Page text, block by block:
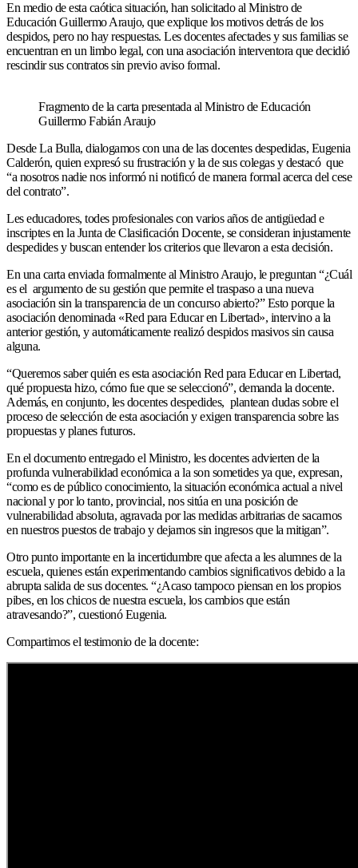
En medio de esta caótica situación, han solicitado al Ministro de
Educación Guillermo Araujo, que explique los motivos detrás de los
despidos, pero no hay respuestas. Les docentes afectades y sus familias se
encuentran en un limbo legal, con una asociación interventora que decidió
rescindir sus contratos sin previo aviso formal.
Fragmento de la carta presentada al Ministro de Educación
Guillermo Fabián Araujo
Desde La Bulla, dialogamos con una de las docentes despedidas, Eugenia
Calderón, quien expresó su frustración y la de sus colegas y destacó que
“a nosotros nadie nos informó ni notificó de manera formal acerca del cese
del contrato”.
Les educadores, todes profesionales con varios años de antigüedad e
inscriptes en la Junta de Clasificación Docente, se consideran injustamente
despedides y buscan entender los criterios que llevaron a esta decisión.
En una carta enviada formalmente al Ministro Araujo, le preguntan “¿Cuál
es el argumento de su gestión que permite el traspaso a una nueva
asociación sin la transparencia de un concurso abierto?” Esto porque la
asociación denominada «Red para Educar en Libertad», intervino a la
anterior gestión, y automáticamente realizó despidos masivos sin causa
alguna.
“Queremos saber quién es esta asociación Red para Educar en Libertad,
qué propuesta hizo, cómo fue que se seleccionó”, demanda la docente.
Además, en conjunto, les docentes despedides, plantean dudas sobre el
proceso de selección de esta asociación y exigen transparencia sobre las
propuestas y planes futuros.
En el documento entregado el Ministro, les docentes advierten de la
profunda vulnerabilidad económica a la son sometides ya que, expresan,
“como es de público conocimiento, la situación económica actual a nivel
nacional y por lo tanto, provincial, nos sitúa en una posición de
vulnerabilidad absoluta, agravada por las medidas arbitrarias de sacarnos
en nuestros puestos de trabajo y dejarnos sin ingresos que la mitigan”.
Otro punto importante en la incertidumbre que afecta a les alumnes de la
escuela, quienes están experimentando cambios significativos debido a la
abrupta salida de sus docentes. “¿Acaso tampoco piensan en los propios
pibes, en los chicos de nuestra escuela, los cambios que están
atravesando?”, cuestionó Eugenia.
Compartimos el testimonio de la docente: